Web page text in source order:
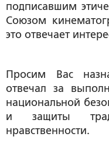
подписавшим
Союзом
это отвечает
Просим Вас
отвечал за
национальной
и защиты
нравственности.